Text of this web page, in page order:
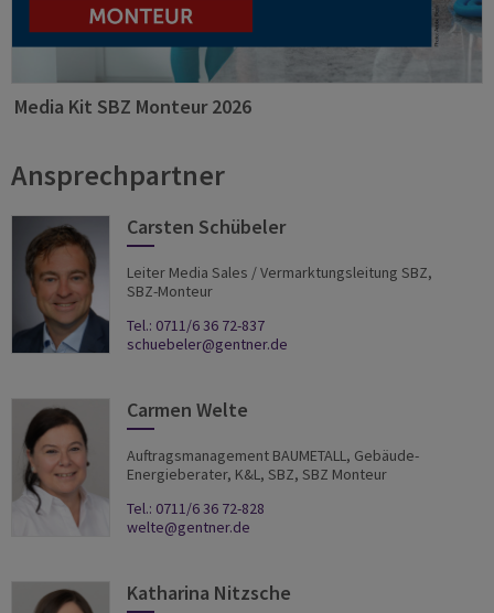
Media Kit SBZ Monteur 2026
Ansprechpartner
Carsten Schübeler
Leiter Media Sales / Vermarktungsleitung SBZ,
SBZ-Monteur
Tel.: 0711/6 36 72-837
schuebeler@gentner.de
Carmen Welte
Auftragsmanagement BAUMETALL, Gebäude-
Energieberater, K&L, SBZ, SBZ Monteur
Tel.: 0711/6 36 72-828
welte@gentner.de
Katharina Nitzsche